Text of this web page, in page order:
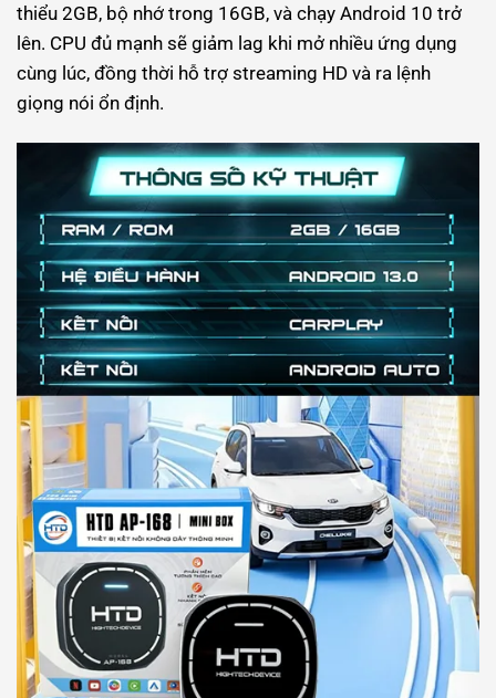
thiểu 2GB, bộ nhớ trong 16GB, và chạy Android 10 trở
lên. CPU đủ mạnh sẽ giảm lag khi mở nhiều ứng dụng
cùng lúc, đồng thời hỗ trợ streaming HD và ra lệnh
giọng nói ổn định.